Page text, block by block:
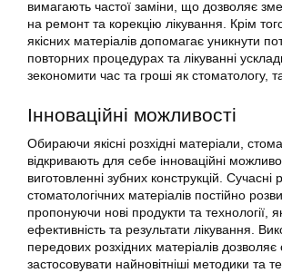
вимагають частої заміни, що дозволяє
на ремонт та корекцію лікування. Крім
якісних матеріалів допомагає уникнути
повторних процедурах та лікуванні
зекономити час та гроші як стоматологу,
Інноваційні можливості
Обираючи якісні розхідні матеріали,
відкривають для себе інноваційні
виготовленні зубних конструкцій. Сучасні
стоматологічних матеріалів постійно
пропонуючи нові продукти та технології,
ефективність та результати лікування.
передових розхідних матеріалів
застосовувати найновітніші методики та